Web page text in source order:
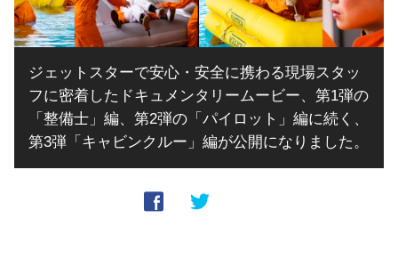
ジェットスターで安心・安全に携わる現場スタッ
フに密着したドキュメンタリームービー、第1弾の
「整備士」編、第2弾の「パイロット」編に続く、
第3弾「キャビンクルー」編が公開になりました。